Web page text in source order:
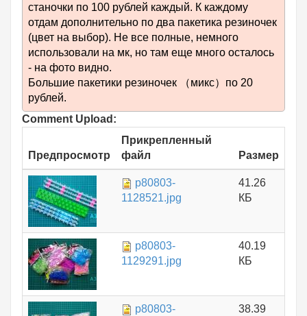
станочки по 100 рублей каждый. К каждому
отдам дополнительно по два пакетика резиночек
(цвет на выбор). Не все полные, немного
использовали на мк, но там еще много осталось
- на фото видно.
Большие пакетики резиночек （микс）по 20
рублей.
Comment Upload:
Предпросмотр
Прикрепленный
файл
Размер
p80803-
1128521.jpg
41.26
КБ
p80803-
1129291.jpg
40.19
КБ
p80803-
38.39